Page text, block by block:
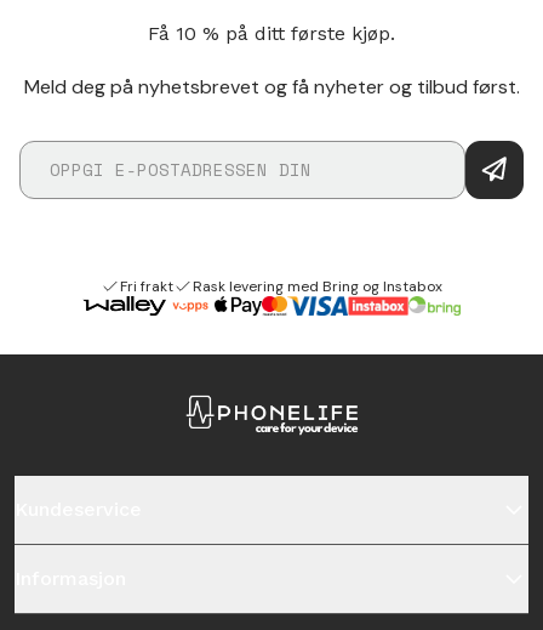
Få 10 % på ditt første kjøp.
Meld deg på nyhetsbrevet og få nyheter og tilbud først.
Fri frakt Rask levering med Bring og Instabox